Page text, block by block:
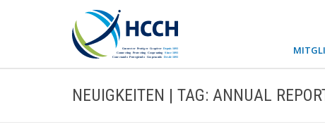
NEUIGKEITEN | TAG: ANNUAL